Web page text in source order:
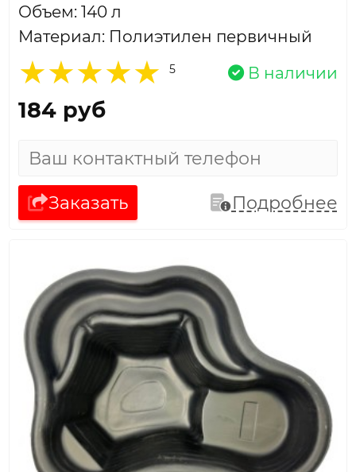
Объем: 140 л
Материал: Полиэтилен первичный
5 В наличии
184 руб
Заказать Подробнее